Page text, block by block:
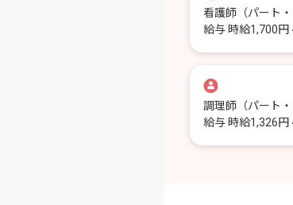
看護師 （パート
給与 時給1,700円
調理師 （パート
給与 時給1,326円